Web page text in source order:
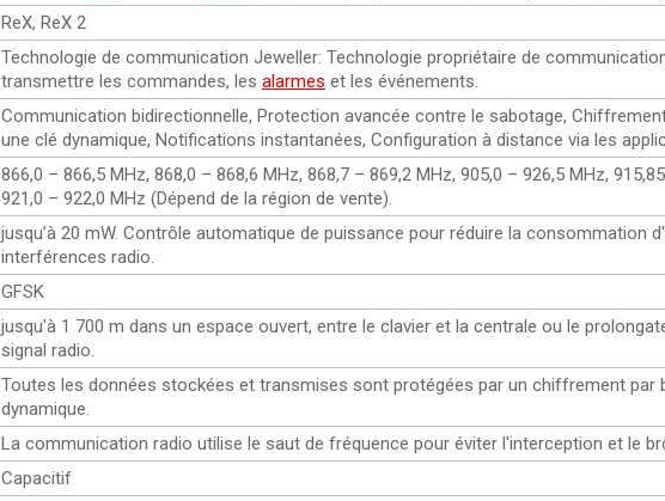
ReX, ReX 2
Technologie de communication Jeweller: Technologie propriétaire de
transmettre les commandes, les alarmes et les événements.
Communication bidirectionnelle, Protection avancée contre le sabotage,
une clé dynamique, Notifications instantanées, Configuration à distance via les
866,0 – 866,5 MHz, 868,0 – 868,6 MHz, 868,7 – 869,2 MHz, 905,0 – 926,5 MHz,
921,0 – 922,0 MHz (Dépend de la région de vente).
jusqu’à 20 mW. Contrôle automatique de puissance pour réduire la consommation
interférences radio.
GFSK
jusqu'à 1 700 m dans un espace ouvert, entre le clavier et la centrale ou le
signal radio.
Toutes les données stockées et transmises sont protégées par un chiffrement par
dynamique.
La communication radio utilise le saut de fréquence pour éviter l'interception et le
Capacitif